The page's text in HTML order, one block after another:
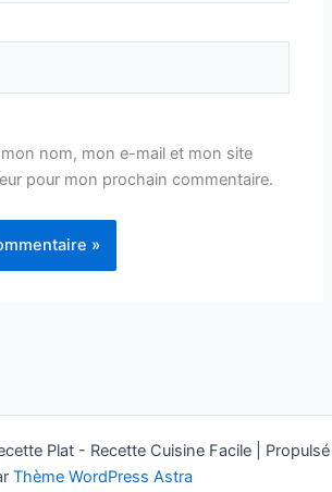
nom, mon e-mail et mon site
pour mon prochain commentaire.
Plat - Recette Cuisine Facile | Propulsé
Thème WordPress Astra